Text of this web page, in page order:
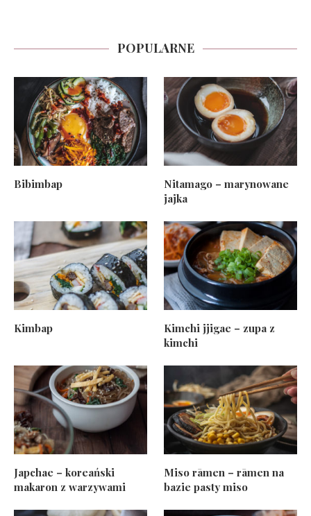
POPULARNE
Bibimbap
Nitamago – marynowane
jajka
Kimbap
Kimchi jjigae – zupa z
kimchi
Japchae – koreański
makaron z warzywami
Miso rāmen – rāmen na
bazie pasty miso